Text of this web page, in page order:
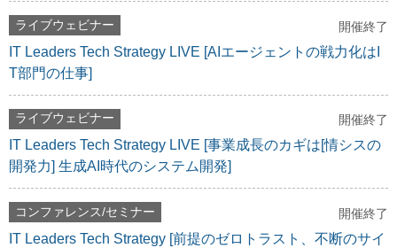
ライブウェビナー 開催終了
IT Leaders Tech Strategy LIVE [AIエージェントの戦力化はI
T部門の仕事]
ライブウェビナー 開催終了
IT Leaders Tech Strategy LIVE [事業成長のカギは[情シスの
開発力] 生成AI時代のシステム開発]
コンファレンス/セミナー 開催終了
IT Leaders Tech Strategy [前提のゼロトラスト、不断のサイ